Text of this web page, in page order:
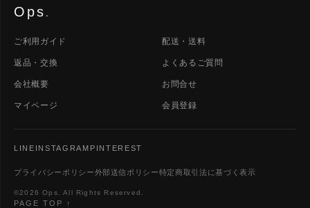
Ops.
ご利用ガイド 配送・送料
返品・交換 よくあるご質問
会社概要 お問合せ
マイページ 会員登録
LINE INSTAGRAM PINTEREST
プライバシーポリシー外部送信ポリシー特定商取引法に基づく表示
©2026 Ops. All Rights Reserved.
PAGE TOP ↑